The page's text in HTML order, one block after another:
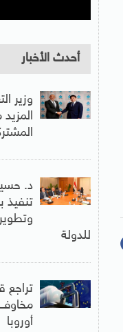
أحدث الأخبار
وزير
د.
تنفيذ
للدولة
تراجع
أوروبا